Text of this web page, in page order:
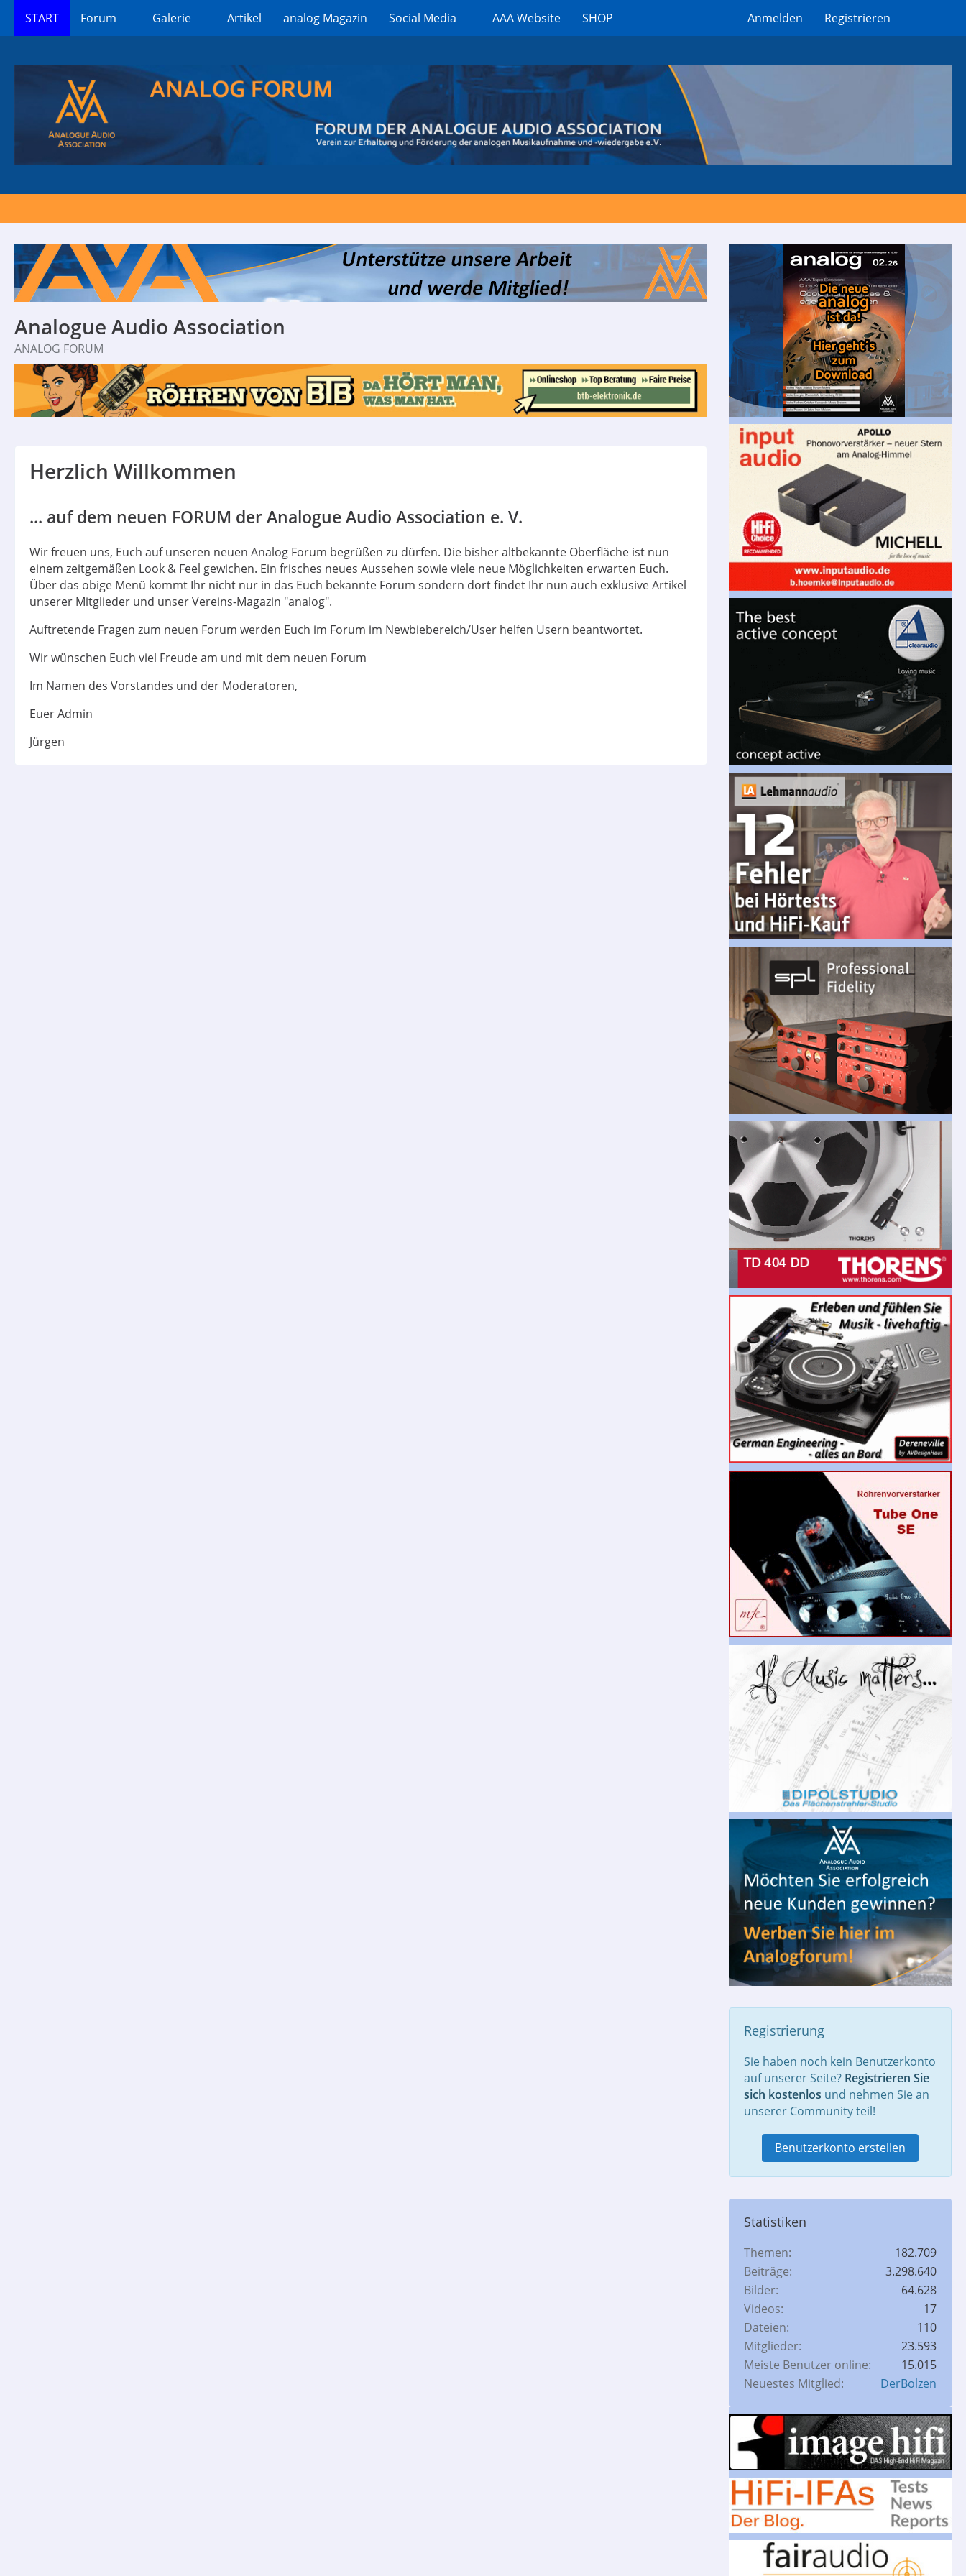
START Forum Galerie Artikel analog Magazin Social Media AAA Website SHOP Anmelden Registrieren
Analogue Audio Association
ANALOG FORUM
Herzlich Willkommen
... auf dem neuen FORUM der Analogue Audio Association e. V.
Wir freuen uns, Euch auf unseren neuen Analog Forum begrüßen zu dürfen. Die bisher altbekannte Oberfläche ist nun
einem zeitgemäßen Look & Feel gewichen. Ein frisches neues Aussehen sowie viele neue Möglichkeiten erwarten Euch.
Über das obige Menü kommt Ihr nicht nur in das Euch bekannte Forum sondern dort findet Ihr nun auch exklusive Artikel
unserer Mitglieder und unser Vereins-Magazin "analog".
Auftretende Fragen zum neuen Forum werden Euch im Forum im Newbiebereich/User helfen Usern beantwortet.
Wir wünschen Euch viel Freude am und mit dem neuen Forum
Im Namen des Vorstandes und der Moderatoren,
Euer Admin
Jürgen
Registrierung
Sie haben noch kein Benutzerkonto
auf unserer Seite? Registrieren Sie
sich kostenlos und nehmen Sie an
unserer Community teil!
Benutzerkonto erstellen
Statistiken
Themen
182.709
Beiträge
3.298.640
Bilder
64.628
Videos
17
Dateien
110
Mitglieder
23.593
Meiste Benutzer online
15.015
Neuestes Mitglied
DerBolzen